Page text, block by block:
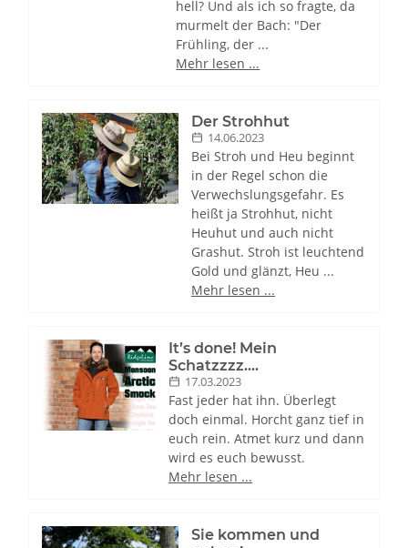
hell? Und als ich so fragte, da
murmelt der Bach: "Der
Frühling, der ...
Mehr lesen ...
Der Strohhut
14.06.2023
Bei Stroh und Heu beginnt
in der Regel schon die
Verwechslungsgefahr. Es
heißt ja Strohhut, nicht
Heuhut und auch nicht
Grashut. Stroh ist leuchtend
Gold und glänzt, Heu ...
Mehr lesen ...
It’s done! Mein
Schatzzzz….
17.03.2023
Fast jeder hat ihn. Überlegt
doch einmal. Horcht ganz tief in
euch rein. Atmet kurz und dann
wird es euch bewusst.
Mehr lesen ...
Sie kommen und